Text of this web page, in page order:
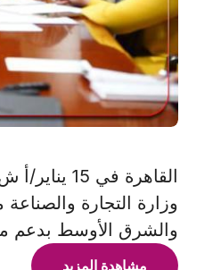
القاهرة
وزارة التجارة
والشرق الأوسط بدعم مادي
مشاهدة المزيد